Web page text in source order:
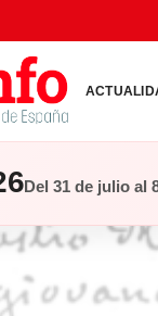
Del 31 de julio al